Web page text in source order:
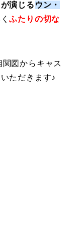
演じる ウン・
ふたりの切な
図からキャス
ただきます♪